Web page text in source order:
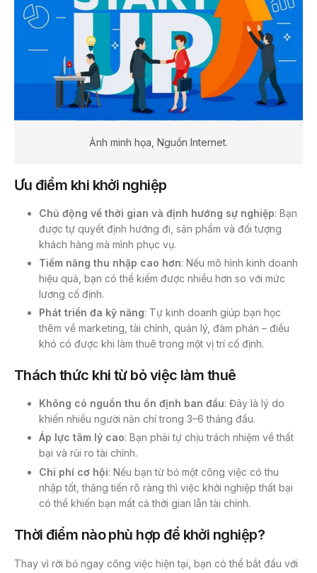
Ảnh minh họa, Nguồn Internet.
Ưu điểm khi khởi nghiệp
Chủ động về thời gian và định hướng sự nghiệp: Bạn
được tự quyết định hướng đi, sản phẩm và đối tượng
khách hàng mà mình phục vụ.
Tiềm năng thu nhập cao hơn: Nếu mô hình kinh doanh
hiệu quả, bạn có thể kiếm được nhiều hơn so với mức
lương cố định.
Phát triển đa kỹ năng: Tự kinh doanh giúp bạn học
thêm về marketing, tài chính, quản lý, đàm phán – điều
khó có được khi làm thuê trong một vị trí cố định.
Thách thức khi từ bỏ việc làm thuê
Không có nguồn thu ổn định ban đầu: Đây là lý do
khiến nhiều người nản chí trong 3–6 tháng đầu.
Áp lực tâm lý cao: Bạn phải tự chịu trách nhiệm về thất
bại và rủi ro tài chính.
Chi phí cơ hội: Nếu bạn từ bỏ một công việc có thu
nhập tốt, thăng tiến rõ ràng thì việc khởi nghiệp thất bại
có thể khiến bạn mất cả thời gian lẫn tài chính.
Thời điểm nào phù hợp để khởi nghiệp?
Thay vì rời bỏ ngay công việc hiện tại, bạn có thể bắt đầu với